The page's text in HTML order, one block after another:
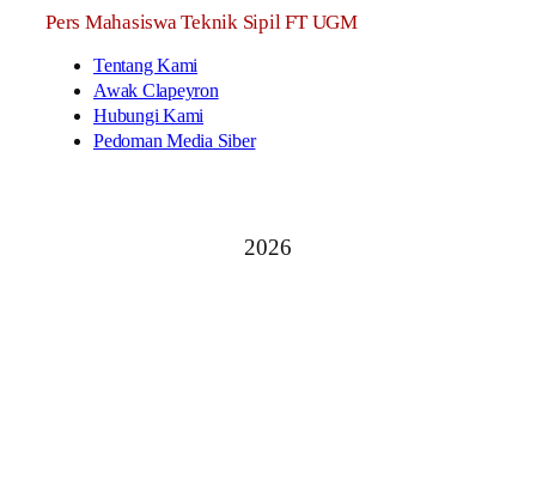
Pers Mahasiswa Teknik Sipil FT UGM
Tentang Kami
Awak Clapeyron
Hubungi Kami
Pedoman Media Siber
2026